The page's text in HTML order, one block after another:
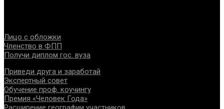
Лицо с обложки
Членство в ФПП
Получи диплом гос. вуза
Приведи друга и заработай
Экспертный совет
Обучение проф. коучингу
Премия «Человек Года»